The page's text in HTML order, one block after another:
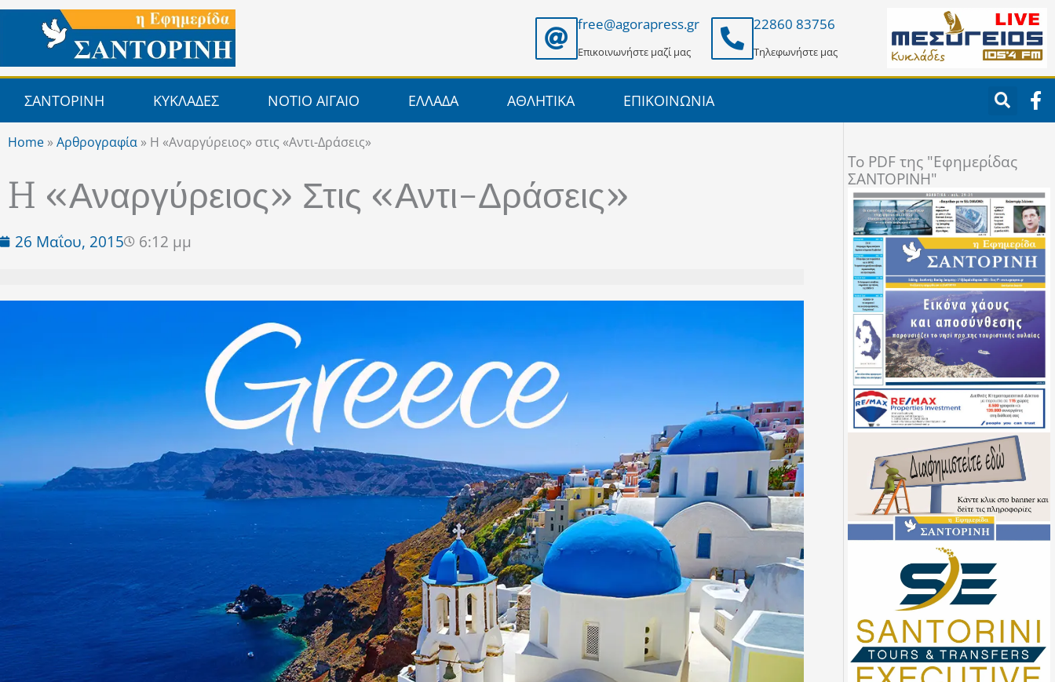
Μετάβαση
περιεχόμενο
free@agorapress.gr
Επικοινωνήστε μαζί μας
22860 83756
Τηλεφωνήστε μας
ΣΑΝΤΟΡΙΝΗ ΚΥΚΛΑΔΕΣ ΝΟΤΙΟ ΑΙΓΑΙΟ ΕΛΛΑΔΑ ΑΘΛΗΤΙΚΑ ΕΠΙΚΟΙΝΩΝΙΑ F
a
c
o
k
-
f
Home »Αρθρογραφία » H «Αναργύρειος» στις «Αντι-Δράσεις»
H «Αναργύρειος» Στις «Αντι-Δράσεις»
26 Μαΐου, 2015 6:12 μμ
To PDF της "Εφημερίδας
ΣΑΝΤΟΡΙΝΗ"